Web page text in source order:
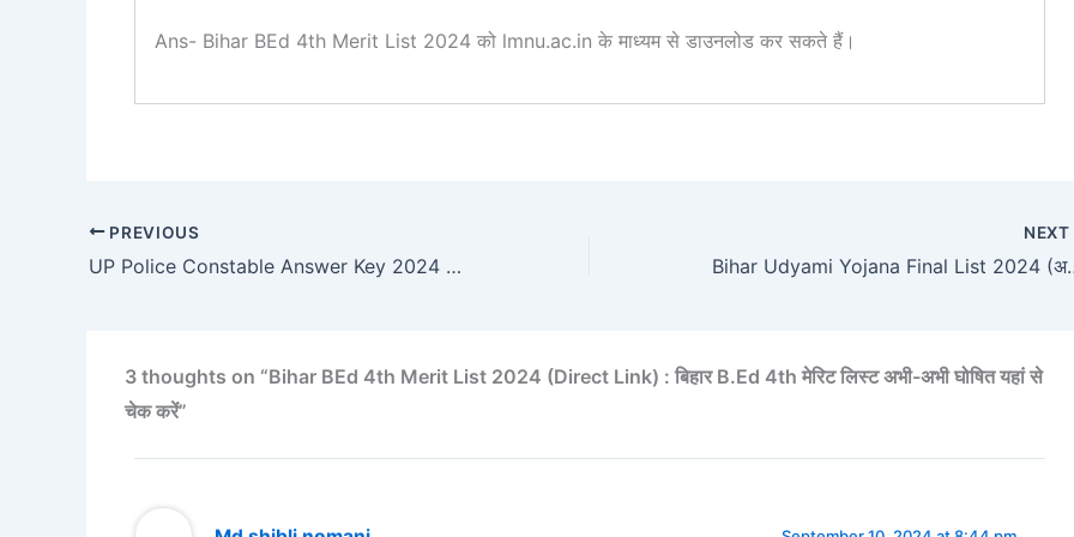
Ans- Bihar BEd 4th Merit List 2024 को lmnu.ac.in के माध्यम से डाउनलोड कर सकते हैं।
PREVIOUS
UP Police Constable Answer Key 2024 (Download PDF) : यूपी पुलिस कांस्टेबल Answer Key अभी-अभी हुआ जारी यहां से देखें।
NEXT
Bihar Udyami Yojana Final List 2024
3 thoughts on “Bihar BEd 4th Merit List 2024 (Direct Link) : बिहार B.Ed 4th मेरिट लिस्ट अभी-अभी घोषित यहां से
चेक करें”